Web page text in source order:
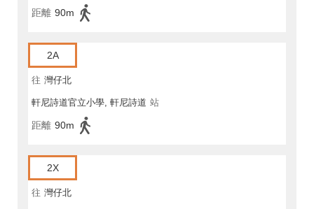
距離 90m
2A
往 灣仔北
軒尼詩道官立小學, 軒尼詩道 站
距離 90m
2X
往 灣仔北